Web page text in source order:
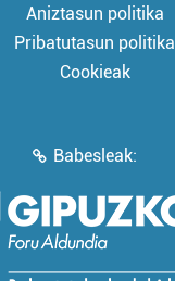
Aniztasun politika
Pribatutasun politika
Cookieak
Babesleak: